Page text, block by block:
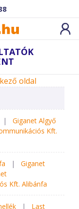
oldal
| Giganet Algyő
Kft.
| Giganet
Kft. Alibánfa
| Last